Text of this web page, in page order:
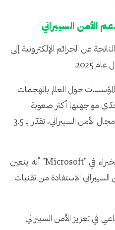
الأمن السيبراني
عن الجرائم الإلكترونية إلى
أن تتأثر 45% من المؤسسات حول العالم بالهجمات
مواجهتها أكثر صعوبة
بسبب وجود فجوة في وظائف مجال الأمن السيبراني، تقدّر بـ 3.5
ولمواجهة هذه التحديات، يرى الخبراء في "Microsoft" أنه يتعين
الاستفادة من تقنيات
في تعزيز الأمن السيبراني